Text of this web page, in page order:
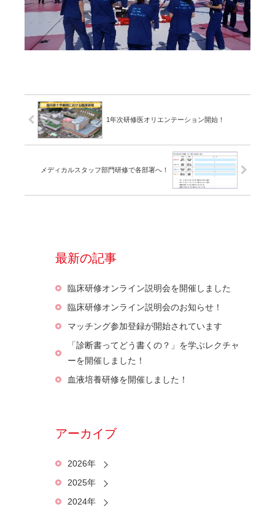
1年次研修医オリエンテーション開始！
メディカルスタッフ部門研修で各部署へ！
最新の記事
臨床研修オンライン説明会を開催しました
臨床研修オンライン説明会のお知らせ！
マッチング参加登録が開始されています
「診断書ってどう書くの？」を学ぶレクチャ
ーを開催しました！
血液培養研修を開催しました！
アーカイブ
2026年
2025年
2024年